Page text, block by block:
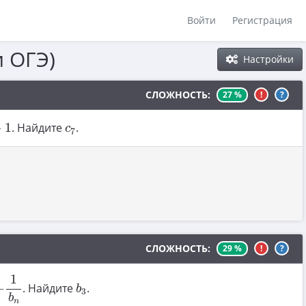
Войти Регистрация
Настройки
ОГЭ)
СЛОЖНОСТЬ: 27 % ! ?
1. Найдите c7
c7.
СЛОЖНОСТЬ: 29 % ! ?
1
bn
b
. Найдите b3
b .